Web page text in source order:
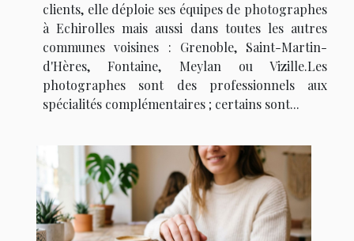
clients, elle déploie ses équipes de photographes
à Echirolles mais aussi dans toutes les autres
communes voisines : Grenoble, Saint-Martin-
d'Hères, Fontaine, Meylan ou Vizille.Les
photographes sont des professionnels aux
spécialités complémentaires ; certains sont...